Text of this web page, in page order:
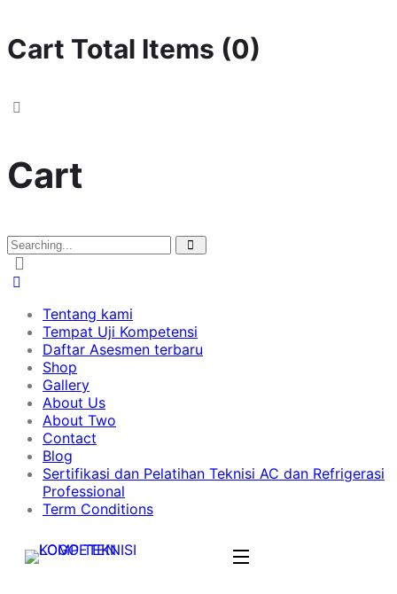
Cart Total Items (0)
Cart
Tentang kami
Tempat Uji Kompetensi
Daftar Asesmen terbaru
Shop
Gallery
About Us
About Two
Contact
Blog
Sertifikasi dan Pelatihan Teknisi AC dan Refrigerasi
Professional
Term Conditions